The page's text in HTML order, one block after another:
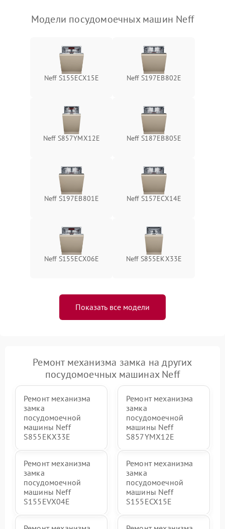
Модели посудомоечных машин Neff
Neff S155ECX15E Neff S197EB802E
Neff S857YMX12E Neff S187EB805E
Neff S197EB801E Neff S157ECX14E
Neff S155ECX06E Neff S855EKX33E
Показать все модели
Ремонт механизма замка на других
посудомоечных машинах Neff
Ремонт механизма
замка
посудомоечной
машины Neff
S855EKX33E
Ремонт механизма
замка
посудомоечной
машины Neff
S857YMX12E
Ремонт механизма
замка
посудомоечной
машины Neff
S155EVX04E
Ремонт механизма
замка
посудомоечной
машины Neff
S155ECX15E